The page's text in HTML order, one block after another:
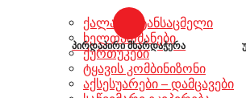
ქალაქის ტანსაცმელი
ხელთათმანები
ქურთუკები
ტყავის კომბინიზონი
აქსესუარები – დამცავები
პირდაპირი მხარდაჭერა